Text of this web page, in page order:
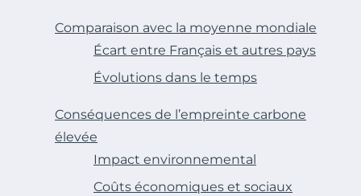
Comparaison avec la moyenne mondiale
Écart entre Français et autres pays
Évolutions dans le temps
Conséquences de l’empreinte carbone
élevée
Impact environnemental
Coûts économiques et sociaux